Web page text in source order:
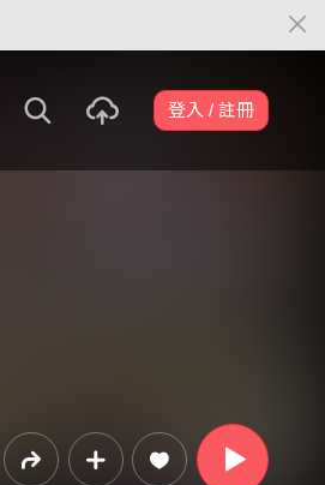
登入 / 註冊